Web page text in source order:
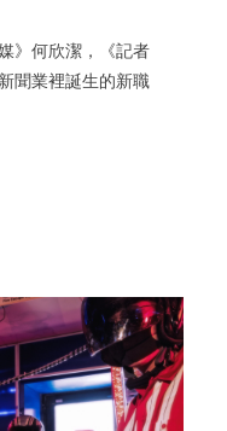
》何欣潔，《記者
聞業裡誕生的新職